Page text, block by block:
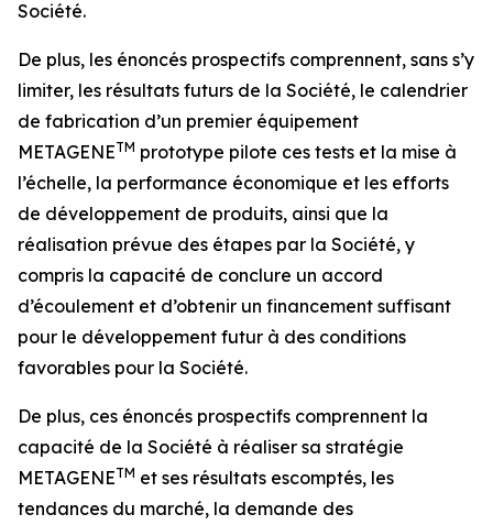
Société.
De plus, les énoncés prospectifs comprennent, sans s’y
limiter, les résultats futurs de la Société, le calendrier
de fabrication d’un premier équipement
METAGENETM prototype pilote ces tests et la mise à
l’échelle, la performance économique et les efforts
de développement de produits, ainsi que la
réalisation prévue des étapes par la Société, y
compris la capacité de conclure un accord
d’écoulement et d’obtenir un financement suffisant
pour le développement futur à des conditions
favorables pour la Société.
De plus, ces énoncés prospectifs comprennent la
capacité de la Société à réaliser sa stratégie
METAGENETM et ses résultats escomptés, les
tendances du marché, la demande des